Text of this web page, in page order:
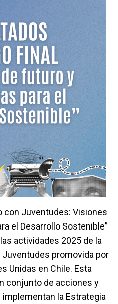
con Juventudes: Visiones
el Desarrollo Sostenible”
actividades 2025 de la
promovida por
Unidas en Chile. Esta
conjunto de acciones y
la Estrategia